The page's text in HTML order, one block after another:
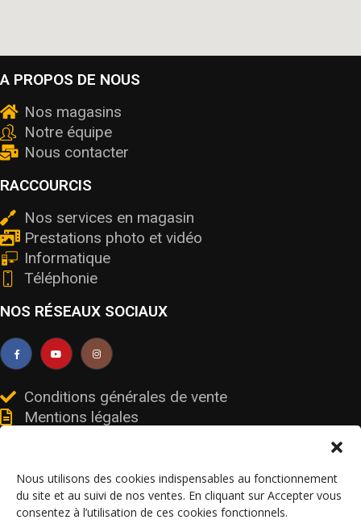
Nous utilisons des cookies indispensables au fonctionnement
du site et au suivi de nos ventes. En cliquant sur Accepter vous
consentez à l’utilisation de ces cookies fonctionnels.
A PROPOS DE NOUS
Nos magasins
Notre équipe
Nous contacter
RACCOURCIS
Nos services en magasin
Prestations photo et vidéo
Informatique
Téléphonie
NOS RÉSEAUX SOCIAUX
Conditions générales de vente
Mentions légales